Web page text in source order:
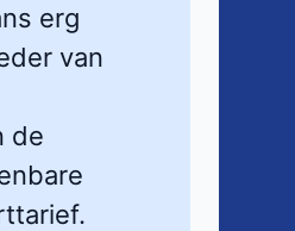
erg
van
de